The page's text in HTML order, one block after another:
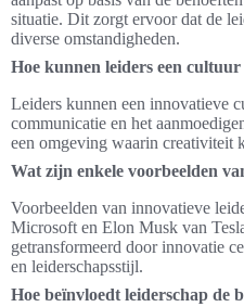
situatie. Dit zorgt ervoor dat de
diverse omstandigheden.
Hoe kunnen leiders een
Leiders kunnen een innovatieve
communicatie en het
een omgeving waarin creativiteit
Wat zijn enkele voorbeelden
Voorbeelden van innovatieve
Microsoft en Elon Musk van
getransformeerd door innovatie
en leiderschapsstijl.
Hoe beïnvloedt leiderschap de